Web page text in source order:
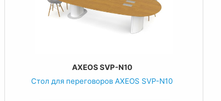
AXEOS SVP-N10
Стол для переговоров AXEOS SVP-N10